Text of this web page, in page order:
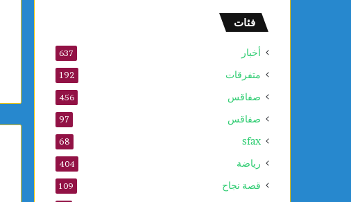
فئات
أخبار 637
متفرقات 192
صفاقس 456
صفاقس 97
sfax
68
رياضة 404
قصة نجاح 109